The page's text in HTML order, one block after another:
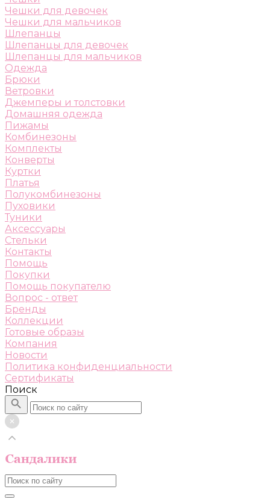
Чешки для девочек
Чешки для мальчиков
Шлепанцы
Шлепанцы для девочек
Шлепанцы для мальчиков
Одежда
Брюки
Ветровки
Джемперы и толстовки
Домашняя одежда
Пижамы
Комбинезоны
Комплекты
Конверты
Куртки
Платья
Полукомбинезоны
Пуховики
Туники
Аксессуары
Стельки
Контакты
Помощь
Покупки
Помощь покупателю
Вопрос - ответ
Бренды
Коллекции
Готовые образы
Компания
Новости
Политика конфиденциальности
Сертификаты
Поиск